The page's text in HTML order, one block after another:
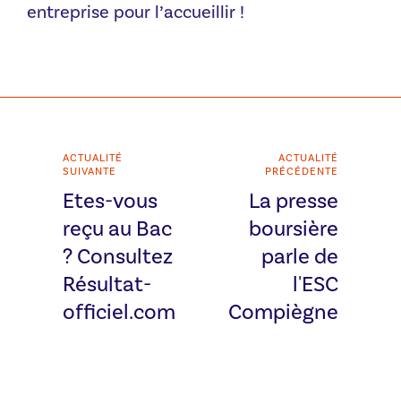
entreprise pour l’accueillir !
ACTUALITÉ
SUIVANTE
Etes-vous
reçu au Bac
? Consultez
Résultat-
officiel.com
ACTUALITÉ
PRÉCÉDENTE
La presse
boursière
parle de
l'ESC
Compiègne